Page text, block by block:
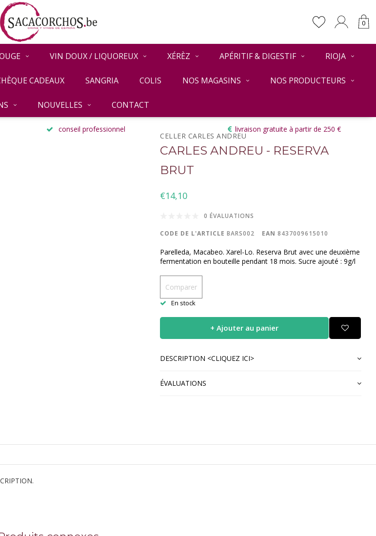
0
VIN DOUX / LIQUOREUX XÉRÈZ APÉRITIF & DIGESTIF RIOJA
CADEAUX SANGRIA COLIS NOS MAGASINS NOS PRODUCTEURS
NOUVELLES CONTACT
conseil professionnel livraison gratuite à partir de 250 €
CELLER CARLES ANDREU
CARLES ANDREU - RESERVA
BRUT
€14,10
0 ÉVALUATIONS
CODE DE L'ARTICLE BARS002 EAN 8437009615010
Parelleda, Macabeo. Xarel-Lo. Reserva Brut avec une deuxième
fermentation en bouteille pendant 18 mois. Sucre ajouté : 9g/l
Comparer
En stock
+ Ajouter au panier
DESCRIPTION <CLIQUEZ ICI>
ÉVALUATIONS